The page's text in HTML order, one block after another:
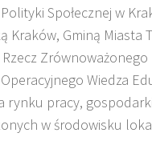
Społecznej w
Kraków, Gminą Miasta
Zrównoważonego
Wiedza
pracy, gospodarki
w środowisku